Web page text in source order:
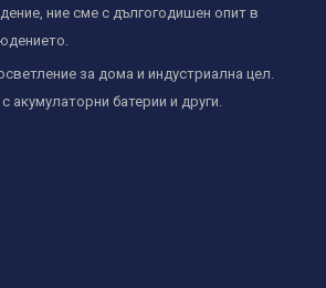
ние сме с дългогодишен опит в
за дома и индустриална цел.
акумулаторни батерии и други.